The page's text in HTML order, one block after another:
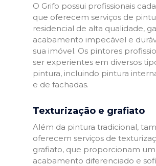
O Grifo possui profissionais
que oferecem serviços de
residencial de alta qualidade,
acabamento impecável e
sua imóvel. Os pintores
ser experientes em diversos
pintura, incluindo pintura
e de fachadas.
Texturização e grafiato
Além da pintura tradicional,
oferecem serviços de
grafiato, que proporcionam um
acabamento diferenciado e